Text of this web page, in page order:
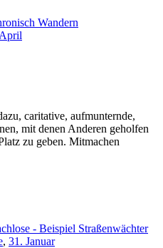
Wandern
caritative, aufmunternde,
mit denen Anderen geholfen
zu geben. Mitmachen
- Beispiel Straßenwächter
, 31. Januar